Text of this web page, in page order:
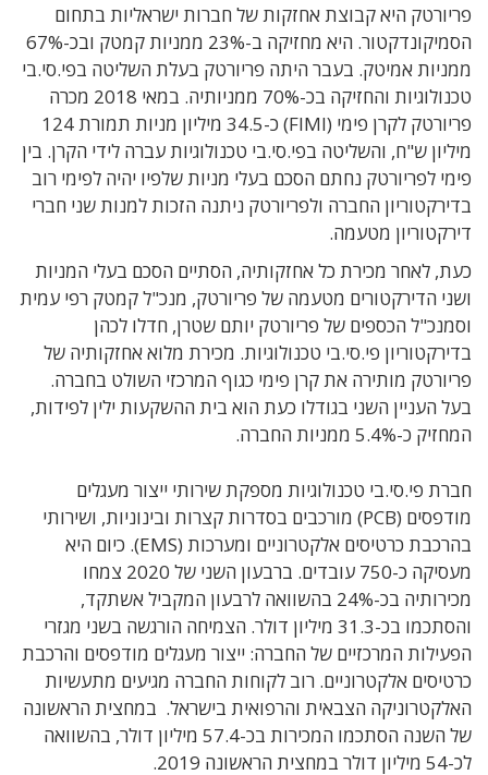
פריורטק היא קבוצת אחזקות של חברות ישראליות בתחום
הסמיקונדקטור. היא מחזיקה ב-23% ממניות קמטק ובכ-67%
ממניות אמיטק. בעבר היתה פריורטק בעלת השליטה בפי.סי.בי
טכנולוגיות והחזיקה בכ-70% ממניותיה. במאי 2018 מכרה
פריורטק לקרן פימי (FIMI) כ-34.5 מיליון מניות תמורת 124
מיליון ש"ח, והשליטה בפי.סי.בי טכנולוגיות עברה לידי הקרן. בין
פימי לפריורטק נחתם הסכם בעלי מניות שלפיו יהיה לפימי רוב
בדירקטוריון החברה ולפריורטק ניתנה הזכות למנות שני חברי
דירקטוריון מטעמה.
כעת, לאחר מכירת כל אחזקותיה, הסתיים הסכם בעלי המניות
ושני הדירקטורים מטעמה של פריורטק, מנכ"ל קמטק רפי עמית
וסמנכ"ל הכספים של פריורטק יותם שטרן, חדלו לכהן
בדירקטוריון פי.סי.בי טכנולוגיות. מכירת מלוא אחזקותיה של
פריורטק מותירה את קרן פימי כגוף המרכזי השולט בחברה.
בעל העניין השני בגודלו כעת הוא בית ההשקעות ילין לפידות,
המחזיק כ-5.4% ממניות החברה.
חברת פי.סי.בי טכנולוגיות מספקת שירותי ייצור מעגלים
מודפסים (PCB) מורכבים בסדרות קצרות ובינוניות, ושירותי
בהרכבת כרטיסים אלקטרוניים ומערכות (EMS). כיום היא
מעסיקה כ-750 עובדים. ברבעון השני של 2020 צמחו
מכירותיה בכ-24% בהשוואה לרבעון המקביל אשתקד,
והסתכמו בכ-31.3 מיליון דולר. הצמיחה הורגשה בשני מגזרי
הפעילות המרכזיים של החברה: ייצור מעגלים מודפסים והרכבת
כרטיסים אלקטרוניים. רוב לקוחות החברה מגיעים מתעשיות
האלקטרוניקה הצבאית והרפואית בישראל. במחצית הראשונה
של השנה הסתכמו המכירות בכ-57.4 מיליון דולר, בהשוואה
לכ-54 מיליון דולר במחצית הראשונה 2019.